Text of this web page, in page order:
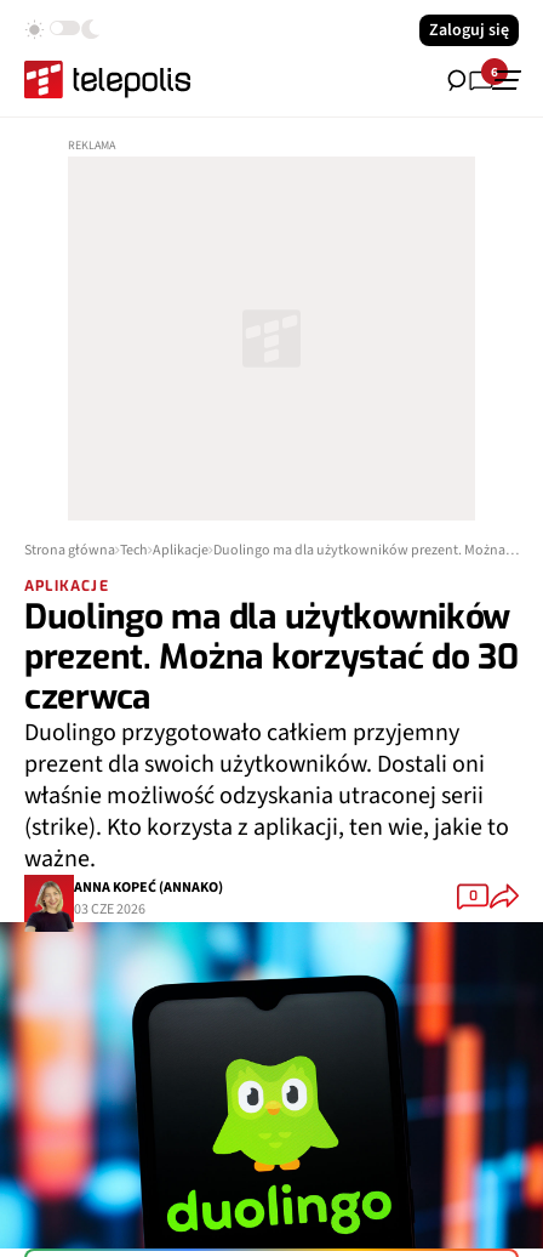
Zaloguj się
6
Strona główna Tech Aplikacje Duolingo ma dla użytkowników prezent. Można korzystać do 30 czerwca
APLIKACJE
Duolingo ma dla użytkowników
prezent. Można korzystać do 30
czerwca
Duolingo przygotowało całkiem przyjemny
prezent dla swoich użytkowników. Dostali oni
właśnie możliwość odzyskania utraconej serii
(strike). Kto korzysta z aplikacji, ten wie, jakie to
ważne.
ANNA KOPEĆ (ANNAKO)
03 CZE 2026
0